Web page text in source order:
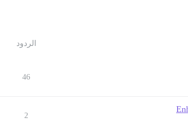
الردود
46
2